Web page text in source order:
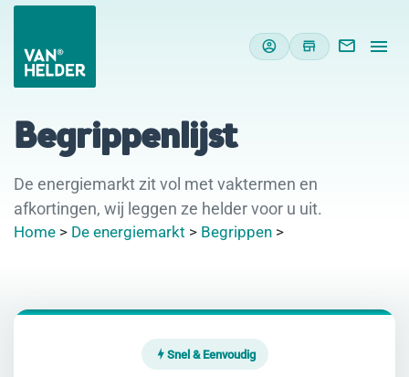
Begrippenlijst
De energiemarkt zit vol met vaktermen en
afkortingen, wij leggen ze helder voor u uit.
Home > De energiemarkt > Begrippen >
Snel & Eenvoudig